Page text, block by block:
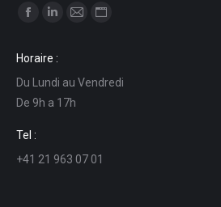
Find us on:
opens
in
new
window
opens
in
new
in
in
Horaire :
Du Lundi au Vendredi
De 9h a 17h
Tel :
+41 21 963 07 01